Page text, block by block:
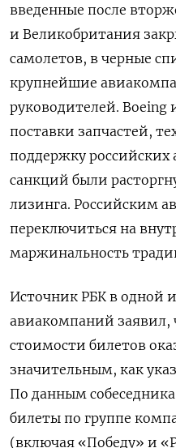
введенные после
и Великобритания
самолетов, в черные
крупнейшие
руководителей. Boeing
поставки запчастей,
поддержку российских
санкций были
лизинга. Российским
переключиться на
маржинальность
Источник РБК в одной
авиакомпаний заявил,
стоимости билетов
значительным, как
По данным
билеты по группе
(включая «Победу» и